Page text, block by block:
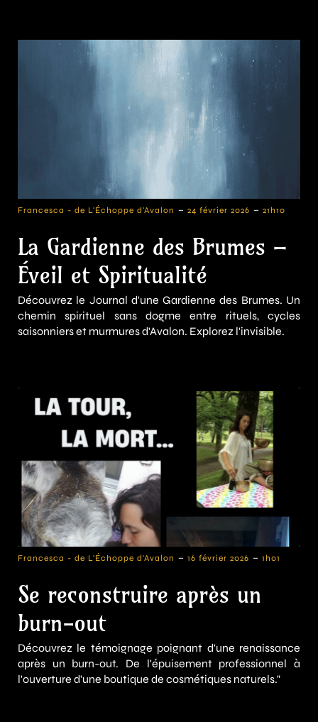
Francesca - de L'Échoppe d'Avalon - 24 février 2026 - 21h10
La Gardienne des Brumes –
Éveil et Spiritualité
Découvrez le Journal d'une Gardienne des Brumes. Un
chemin spirituel sans dogme entre rituels, cycles
saisonniers et murmures d'Avalon. Explorez l'invisible.
Francesca - de L'Échoppe d'Avalon - 16 février 2026 - 1h01
Se reconstruire après un
burn-out
Découvrez le témoignage poignant d'une renaissance
après un burn-out. De l'épuisement professionnel à
l'ouverture d'une boutique de cosmétiques naturels."